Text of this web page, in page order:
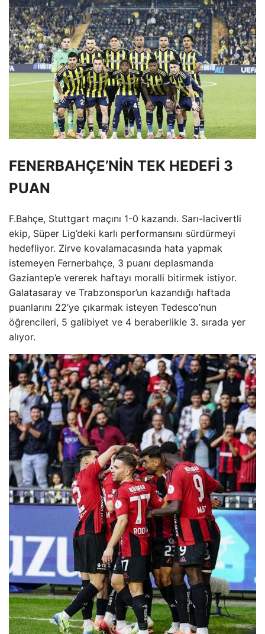
FENERBAHÇE’NİN TEK HEDEFİ 3
PUAN
F.Bahçe, Stuttgart maçını 1-0 kazandı. Sarı-lacivertli
ekip, Süper Lig’deki karlı performansını sürdürmeyi
hedefliyor. Zirve kovalamacasında hata yapmak
istemeyen Fernerbahçe, 3 puanı deplasmanda
Gaziantep’e vererek haftayı moralli bitirmek istiyor.
Galatasaray ve Trabzonspor’un kazandığı haftada
puanlarını 22’ye çıkarmak isteyen Tedesco’nun
öğrencileri, 5 galibiyet ve 4 beraberlikle 3. sırada yer
alıyor.